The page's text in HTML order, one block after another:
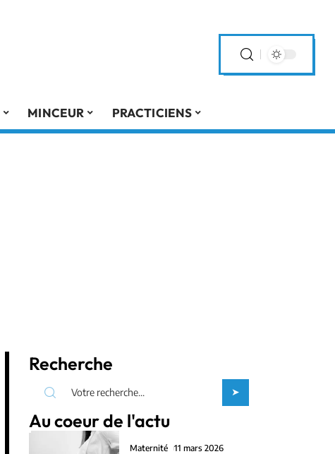
MINCEUR PRACTICIENS
Recherche
Au coeur de l'actu
Maternité 11 mars 2026